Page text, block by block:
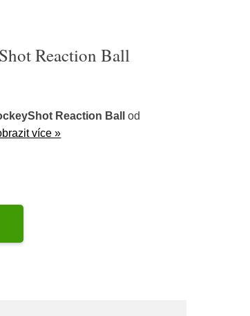
Reaction Ball
Reaction Ball
od
více »